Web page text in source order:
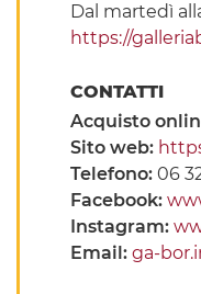
Dal martedì
https://
CONTATTI
Acquisto
Sito web:
Telefono: 06
Facebook:
Instagram:
Email: ga-